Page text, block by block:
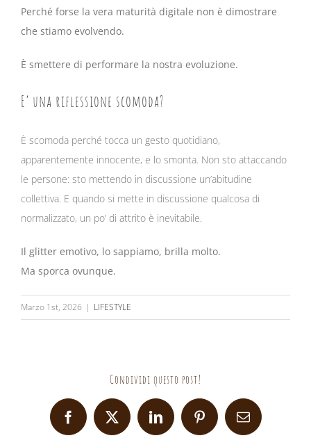
Perché forse la vera maturità digitale non è dimostrare
che stiamo evolvendo.
È smettere di performare la nostra evoluzione.
E’ una riflessione scomoda?
È scomoda perché tocca un gesto quotidiano,
apparentemente innocente, e lo smonta. Non sto attaccando
le persone: sto mettendo in discussione un’abitudine
collettiva. E quando si mette in discussione qualcosa di
normalizzato, un po’ di attrito è inevitabile.
Il glitter emotivo, lo sappiamo, brilla molto.
Ma sporca ovunque.
Marzo 1st, 2026 | LIFESTYLE
Condividi questo post!
Facebook
X LinkedInPinterestEmail